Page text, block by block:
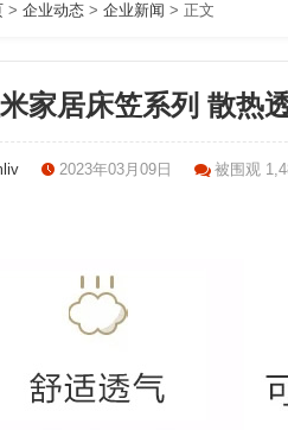
> 企业动态 > 企业新闻 > 正文
家居床笠系列 散热
2023年03月09日 被围观